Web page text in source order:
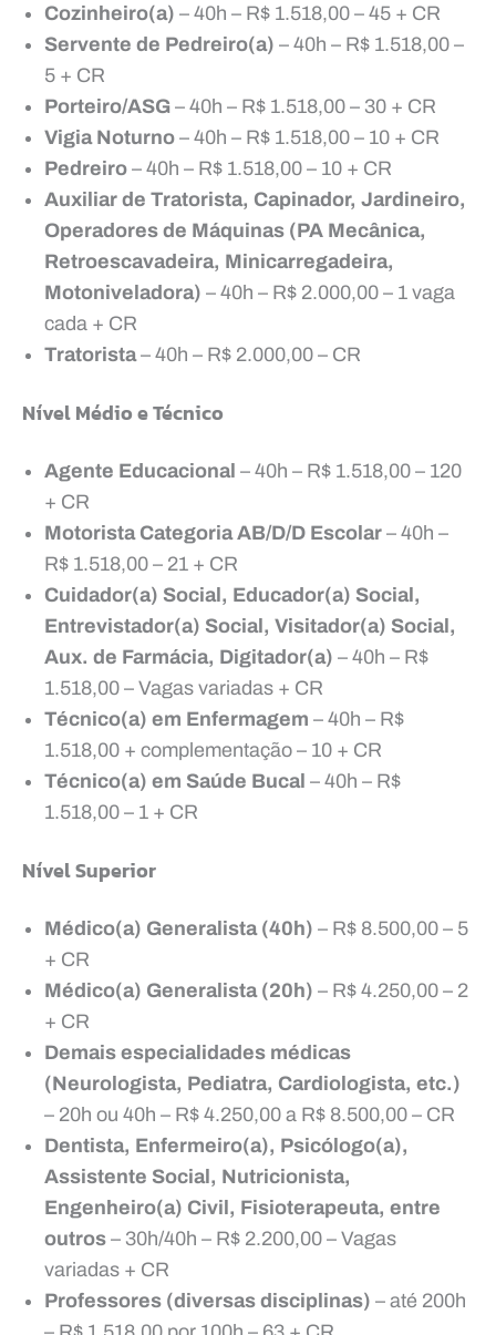
Cozinheiro(a) – 40h – R$ 1.518,00 – 45 + CR
Servente de Pedreiro(a) – 40h – R$ 1.518,00 –
5 + CR
Porteiro/ASG – 40h – R$ 1.518,00 – 30 + CR
Vigia Noturno – 40h – R$ 1.518,00 – 10 + CR
Pedreiro – 40h – R$ 1.518,00 – 10 + CR
Auxiliar de Tratorista, Capinador, Jardineiro,
Operadores de Máquinas (PA Mecânica,
Retroescavadeira, Minicarregadeira,
Motoniveladora) – 40h – R$ 2.000,00 – 1 vaga
cada + CR
Tratorista– 40h – R$ 2.000,00 – CR
Nível Médio e Técnico
Agente Educacional – 40h – R$ 1.518,00 – 120
+ CR
Motorista Categoria AB/D/D Escolar – 40h –
R$ 1.518,00 – 21 + CR
Cuidador(a) Social, Educador(a) Social,
Entrevistador(a) Social, Visitador(a) Social,
Aux. de Farmácia, Digitador(a) – 40h – R$
1.518,00 – Vagas variadas + CR
Técnico(a) em Enfermagem – 40h – R$
1.518,00 + complementação – 10 + CR
Técnico(a) em Saúde Bucal – 40h – R$
1.518,00 – 1 + CR
Nível Superior
Médico(a) Generalista (40h) – R$ 8.500,00 – 5
+ CR
Médico(a) Generalista (20h) – R$ 4.250,00 – 2
+ CR
Demais especialidades médicas
(Neurologista, Pediatra, Cardiologista, etc.)
– 20h ou 40h – R$ 4.250,00 a R$ 8.500,00 – CR
Dentista, Enfermeiro(a), Psicólogo(a),
Assistente Social, Nutricionista,
Engenheiro(a) Civil, Fisioterapeuta, entre
outros – 30h/40h – R$ 2.200,00 – Vagas
variadas + CR
Professores (diversas disciplinas) – até 200h